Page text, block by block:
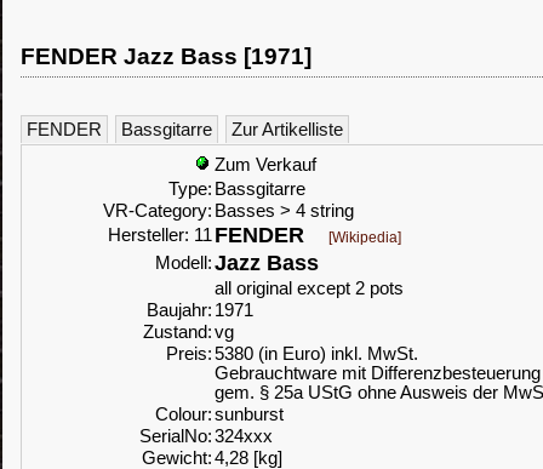
FENDER Jazz Bass [1971]
FENDER Bassgitarre
Zur Artikelliste
Zum Verkauf
Type: Bassgitarre
VR-Category: Basses > 4 string
Hersteller: 11 FENDER [Wikipedia]
Modell:Jazz Bass
all original except 2 pots
Baujahr: 1971
Zustand:vg
Preis:5380 (in Euro) inkl. MwSt.
Gebrauchtware mit Differenzbesteuerung
gem. § 25a UStG ohne Ausweis der
Colour:sunburst
SerialNo:324xxx
Gewicht:4,28 [kg]